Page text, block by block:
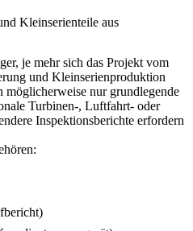
Kleinserienteile aus
je mehr sich das Projekt vom
und Kleinserienproduktion
möglicherweise nur grundlegende
Turbinen-, Luftfahrt- oder
Inspektionsberichte erfordern